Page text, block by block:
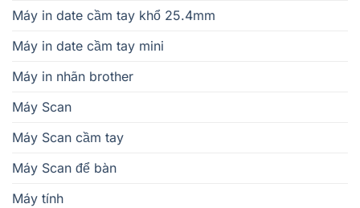
Máy in date cầm tay khổ 25.4mm
Máy in date cầm tay mini
Máy in nhãn brother
Máy Scan
Máy Scan cầm tay
Máy Scan để bàn
Máy tính